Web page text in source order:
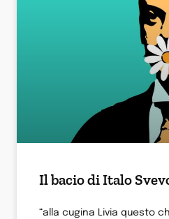
Il bacio di Italo
“alla cugina Livia questo